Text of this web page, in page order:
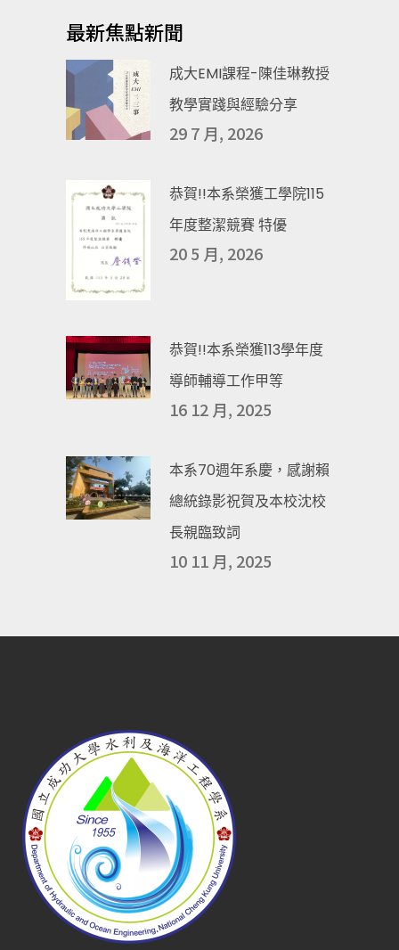
最新焦點新聞
成大EMI課程-陳佳琳教授
教學實踐與經驗分享
29 7 月, 2026
恭賀!!本系榮獲工學院115
年度整潔競賽 特優
20 5 月, 2026
恭賀!!本系榮獲113學年度
導師輔導工作甲等
16 12 月, 2025
本系70週年系慶，感謝賴
總統錄影祝賀及本校沈校
長親臨致詞
10 11 月, 2025